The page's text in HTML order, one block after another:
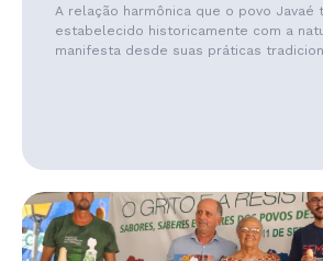
A relação harmônica que o povo Javaé
estabelecido historicamente com a
manifesta desde suas práticas